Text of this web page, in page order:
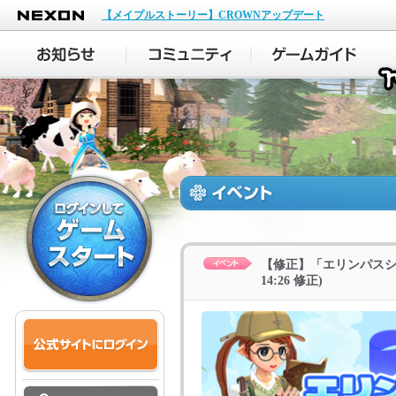
NEXON
【メイプルストーリー】CROWNアップデート
【修正】「エリンパス
14:26 修正)